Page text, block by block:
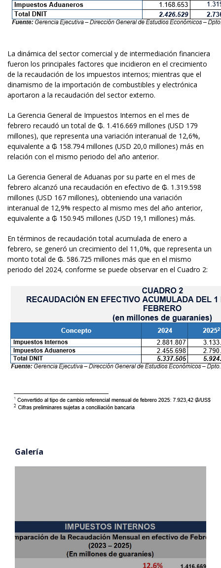
La dinámica del sector comercial y de intermediación financiera
fueron los principales factores que incidieron en el crecimiento
de la recaudación de los impuestos internos; mientras que el
dinamismo de la importación de combustibles y electrónica
aportaron a la recaudación del sector externo.
La Gerencia General de Impuestos Internos en el mes de
febrero recaudó un total de ₲. 1.416.669 millones (USD 179
millones), que representa una variación interanual de 12,6%,
equivalente a ₲ 158.794 millones (USD 20,0 millones) más en
relación con el mismo periodo del año anterior.
La Gerencia General de Aduanas por su parte en el mes de
febrero alcanzó una recaudación en efectivo de ₲. 1.319.598
millones (USD 167 millones), obteniendo una variación
interanual de 12,9% respecto al mismo mes del año anterior,
equivalente a ₲ 150.945 millones (USD 19,1 millones) más.
En términos de recaudación total acumulada de enero a
febrero, se generó un crecimiento del 11,0%, que representa un
monto total de ₲. 586.725 millones más que en el mismo
periodo del 2024, conforme se puede observar en el Cuadro 2:
Galería